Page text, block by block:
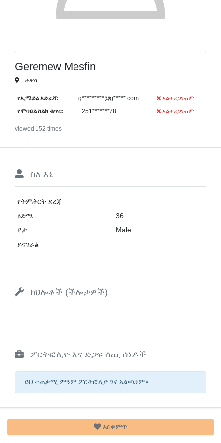
Geremew Mesfin
ሐዋሳ
የኢሜይል አድራሻ: g*********@g*****.com አልተረጋገጠም
የሞባይል ስልክ ቁጥር: +251*******78 አልተረጋገጠም
viewed 152 times
ስለ እኔ
የትምሕርት ደረጃ
ዕድሜ
36
ፆታ
Male
ይናገራል
ክህሎቶች (ችሎታዎች)
ፖርትፎሊዮ እና ድጋፍ ሰጪ ሰነዶች
ይህ ተጠቃሚ ምንም ፖርትፎሊዮ ገና አልጫነም።
አስቀምጥ